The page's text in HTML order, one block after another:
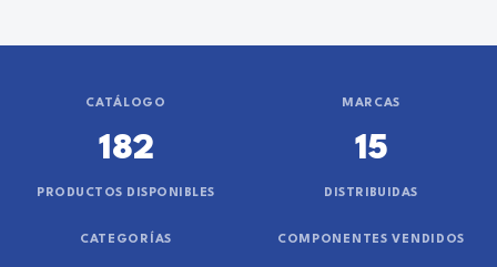
CATÁLOGO
182
PRODUCTOS DISPONIBLES
MARCAS
15
DISTRIBUIDAS
CATEGORÍAS COMPONENTES VENDIDOS